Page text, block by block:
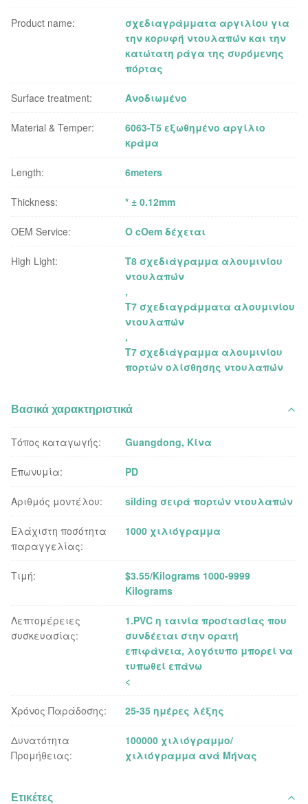
Product name:
σχεδιαγράμματα αργιλίου για
την κορυφή ντουλαπών και την
κατώτατη ράγα της συρόμενης
πόρτας
Surface treatment: Ανοδιωμένο
Material & Temper:
6063-T5 εξωθημένο αργίλιο
κράμα
Length: 6meters
Thickness: * ± 0.12mm
OEM Service: Ο cOem δέχεται
High Light:
T8 σχεδιάγραμμα αλουμινίου
ντουλαπών
,
T7 σχεδιαγράμματα αλουμινίου
ντουλαπών
,
T7 σχεδιάγραμμα αλουμινίου
πορτών ολίσθησης ντουλαπών
Βασικά χαρακτηριστικά
Τόπος καταγωγής: Guangdong, Κίνα
Επωνυμία: PD
Αριθμός μοντέλου: silding σειρά πορτών ντουλαπών
Ελάχιστη ποσότητα
παραγγελίας:
1000 χιλιόγραμμα
Τιμή:
$3.55/Kilograms 1000-9999
Kilograms
Λεπτομέρειες
συσκευασίας:
1.PVC η ταινία προστασίας που
συνδέεται στην ορατή
επιφάνεια, λογότυπο μπορεί να
τυπωθεί επάνω
<
Χρόνος Παράδοσης: 25-35 ημέρες λέξης
Δυνατότητα
Προμήθειας:
100000 χιλιόγραμμο/
χιλιόγραμμα ανά Μήνας
Ετικέτες